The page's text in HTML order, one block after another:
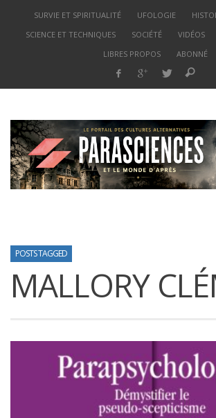
SURVIE ET SPIRITUALITÉ UFOLOGIE
SCIENCE ET TECHNIQUES
SOCIÉTÉ VIDÉOS
LIBRES PROPOS
ABONNÉ
POSTS TAGGED
MALLORY